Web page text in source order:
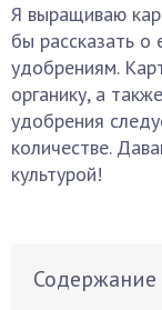
Я выращиваю
бы рассказать о
удобрениям.
органику, а
удобрения
количестве.
культурой!
Содержание